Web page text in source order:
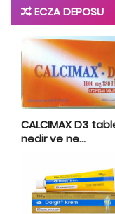
ECZA DEPOSU
CALCIMAX D3
nedir ve ne...